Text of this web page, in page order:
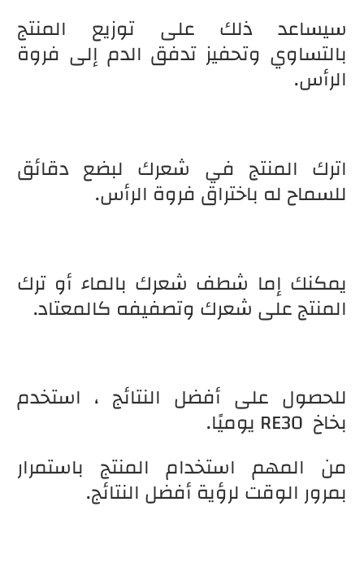
سيساعد ذلك على توزيع المنتج
بالتساوي وتحفيز تدفق الدم إلى فروة
الرأس.
اترك المنتج في شعرك لبضع دقائق
للسماح له باختراق فروة الرأس.
يمكنك إما شطف شعرك بالماء أو ترك
المنتج على شعرك وتصفيفه كالمعتاد.
للحصول على أفضل النتائج ، استخدم
بخاخ RE30 يوميًا.
من المهم استخدام المنتج باستمرار
بمرور الوقت لرؤية أفضل النتائج.